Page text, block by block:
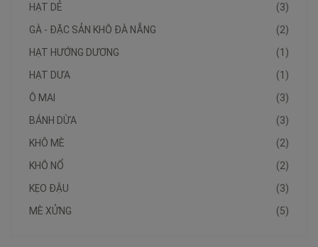
(3)
HẠT DẺ
(2)
GÀ - ĐẶC SẢN KHÔ ĐÀ NẴNG
(1)
HẠT HƯỚNG DƯƠNG
(1)
HẠT DƯA
(3)
Ô MAI
(3)
BÁNH DỪA
(2)
KHÔ MÈ
(2)
KHÔ NỔ
(3)
KẸO ĐẬU
(5)
MÈ XỬNG